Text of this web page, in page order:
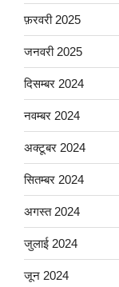
फ़रवरी 2025
जनवरी 2025
दिसम्बर 2024
नवम्बर 2024
अक्टूबर 2024
सितम्बर 2024
अगस्त 2024
जुलाई 2024
जून 2024